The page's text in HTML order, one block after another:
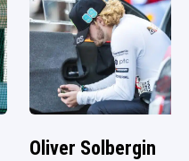
Oliver Solbergin